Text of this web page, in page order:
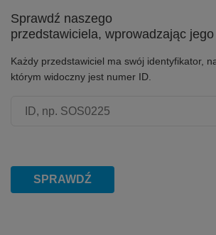
Sprawdź naszego
przedstawiciela, wprowadzając jego
Każdy przedstawiciel ma swój identyfikator,
którym widoczny jest numer ID.
SPRAWDŹ